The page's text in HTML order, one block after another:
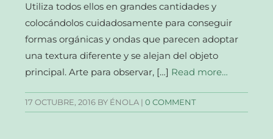
Utiliza todos ellos en grandes cantidades y
colocándolos cuidadosamente para conseguir
formas orgánicas y ondas que parecen adoptar
una textura diferente y se alejan del objeto
principal. Arte para observar, […] Read more…
17 OCTUBRE, 2016 BY ÉNOLA |0 COMMENT